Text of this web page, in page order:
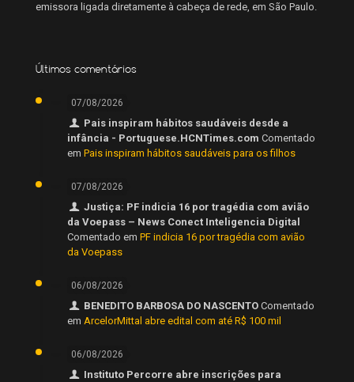
emissora ligada diretamente à cabeça de rede, em São Paulo.
Últimos comentários
07/08/2026
Pais inspiram hábitos saudáveis desde a
infância - Portuguese.HCNTimes.com Comentado
em Pais inspiram hábitos saudáveis para os filhos
07/08/2026
Justiça: PF indicia 16 por tragédia com avião
da Voepass – News Conect Inteligencia Digital
Comentado em PF indicia 16 por tragédia com avião
da Voepass
06/08/2026
BENEDITO BARBOSA DO NASCENTO Comentado
em ArcelorMittal abre edital com até R$ 100 mil
06/08/2026
Instituto Percorre abre inscrições para